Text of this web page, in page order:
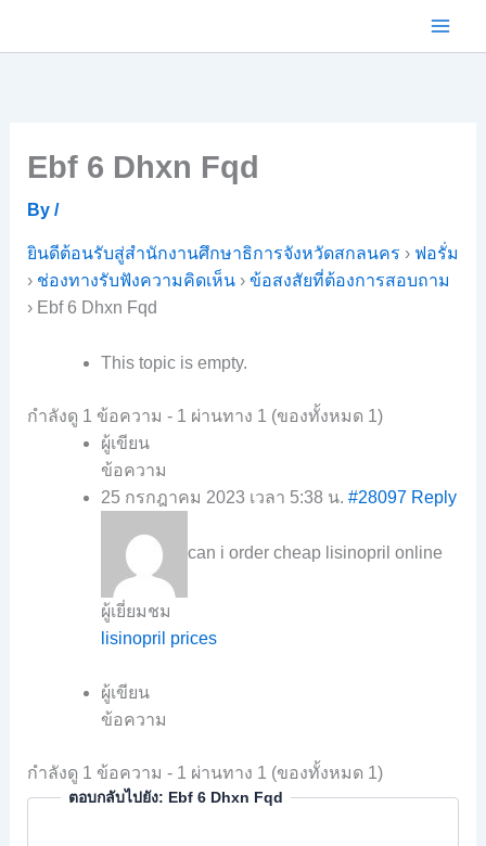
Ebf 6 Dhxn Fqd
By /
ยินดีต้อนรับสู่สำนักงานศึกษาธิการจังหวัดสกลนคร › ฟอรั่ม
› ช่องทางรับฟังความคิดเห็น › ข้อสงสัยที่ต้องการสอบถาม
› Ebf 6 Dhxn Fqd
This topic is empty.
กำลังดู 1 ข้อความ - 1 ผ่านทาง 1 (ของทั้งหมด 1)
ผู้เขียน
ข้อความ
25 กรกฎาคม 2023 เวลา 5:38 น. #28097 Reply
can i order cheap lisinopril online
ผู้เยี่ยมชม
lisinopril prices
ผู้เขียน
ข้อความ
กำลังดู 1 ข้อความ - 1 ผ่านทาง 1 (ของทั้งหมด 1)
ตอบกลับไปยัง: Ebf 6 Dhxn Fqd